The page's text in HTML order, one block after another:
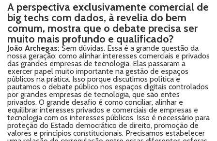
A perspectiva exclusivamente comercial de
big techs com dados, à revelia do bem
comum, mostra que o debate precisa ser
muito mais profundo e qualificado?
João Archegas: Sem dúvidas. Essa é a grande questão da
nossa geração: como alinhar interesses comerciais e privados
das grandes empresas de tecnologia. Elas passaram a
exercer papel muito importante na gestão de espaços
públicos na prática. Isso porque discutimos política e
pautamos o debate público nos espaços digitais controlados
por grandes empresas de tecnologia, que são entes
privados. O grande desafio é como conciliar, alinhar e
equilibrar interesses privados e comerciais de empresas e
tecnologia com os interesses públicos. Isso é necessário para
proteção do Estado democrático de direito, promoção de
valores e princípios constitucionais. Precisamos estabelecer